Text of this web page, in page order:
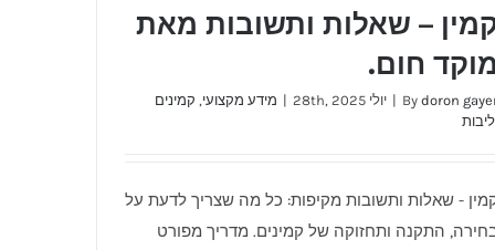
– שאלות ותשובות מאת
חום.
Bydoron
| יולי 28th, 2025 | מידע מקצועי, קמינים
- שאלות ותשובות מקיפות: כל מה שצריך לדעת על
התקנה ותחזוקה של קמינים. מדריך מפורט